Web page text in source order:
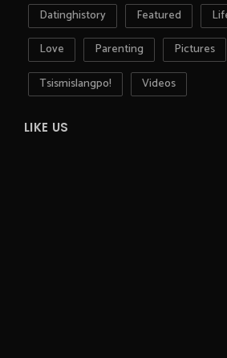
Datinghistory
Featured
Love
Parenting Pictures
Tsismislangpo!
Videos
LIKE US